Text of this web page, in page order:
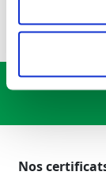
Nos